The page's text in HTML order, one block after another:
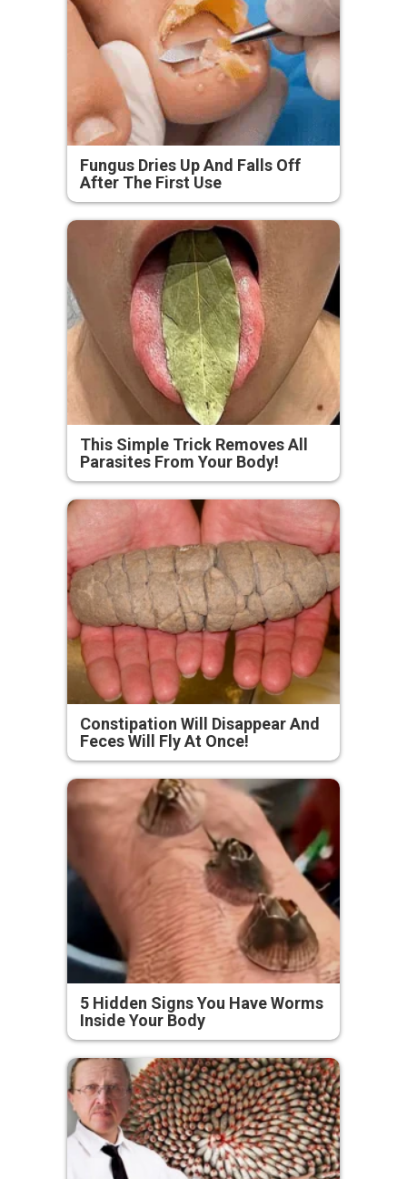
Fungus Dries Up And Falls Off
After The First Use
This Simple Trick Removes All
Parasites From Your Body!
Constipation Will Disappear And
Feces Will Fly At Once!
5 Hidden Signs You Have Worms
Inside Your Body